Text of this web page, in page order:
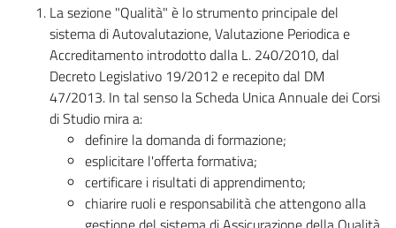
La sezione "Qualità" è lo strumento principale del
sistema di Autovalutazione, Valutazione Periodica e
Accreditamento introdotto dalla L. 240/2010, dal
Decreto Legislativo 19/2012 e recepito dal DM
47/2013. In tal senso la Scheda Unica Annuale dei Corsi
di Studio mira a:
definire la domanda di formazione;
esplicitare l'offerta formativa;
certificare i risultati di apprendimento;
chiarire ruoli e responsabilità che attengono alla